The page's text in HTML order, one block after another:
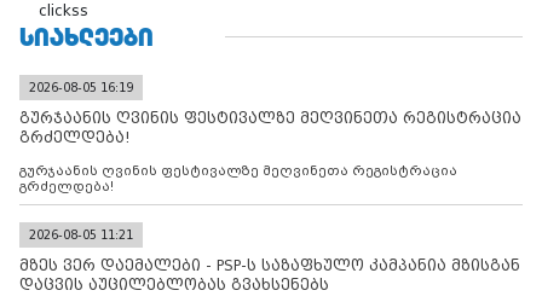
clickss
ᲡᲘᲐᲮᲚᲔᲔᲑᲘ
2026-08-05 16:19
გურჯაანის ღვინის ფესტივალზე მეღვინეთა რეგისტრაცია
გრძელდება!
გურჯაანის ღვინის ფესტივალზე მეღვინეთა რეგისტრაცია
გრძელდება!
2026-08-05 11:21
მზეს ვერ დაემალები - PSP-ს საზაფხულო კამპანია მზისგან
დაცვის აუცილებლობას გვახსენებს